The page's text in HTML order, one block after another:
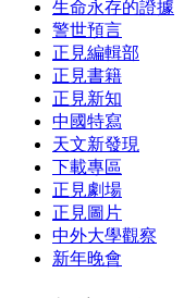
生命永存的證據
警世預言
正見編輯部
正見書籍
正見新知
中國特寫
天文新發現
下載專區
正見劇場
正見圖片
中外大學觀察
新年晚會